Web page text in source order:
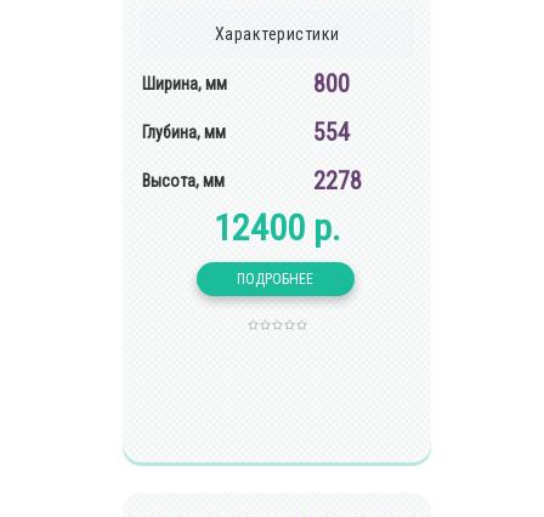
Характеристики
Ширина, мм 800
Глубина, мм 554
Высота, мм 2278
12400 р.